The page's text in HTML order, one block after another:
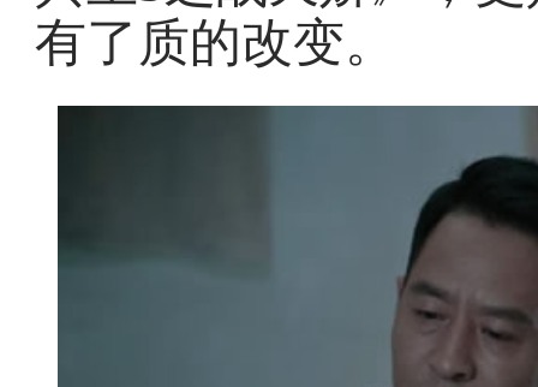
有了质的改变。